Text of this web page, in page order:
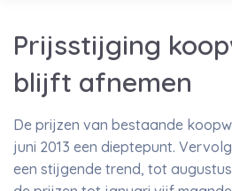
Prijsstijging
blijft afnemen
De prijzen van bestaande
juni 2013 een dieptepunt.
een stijgende trend, tot